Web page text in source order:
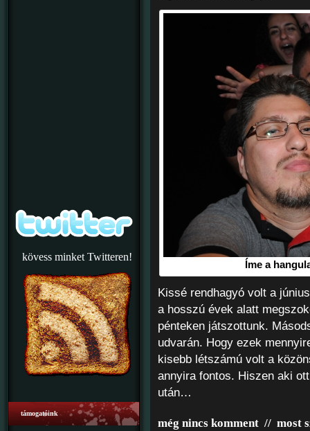
kövess minket Twitteren!
támogatóink
Íme a
Kissé rendhagyó volt a
a hosszú évek alatt
pénteken játszottunk.
udvarán. Hogy ezek
kisebb létszámú volt a
annyira fontos. Hiszen aki
után…
még nincs komment // most